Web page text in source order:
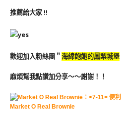
推薦給大家 !!
歡迎加入粉絲團＂海綿飽飽的鳳梨城堡
麻煩幫我點讚加分享～～謝謝！！